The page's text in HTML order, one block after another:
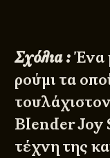
Σχόλια :Ένα
ρούμι τα
Blender Joy
τέχνη της